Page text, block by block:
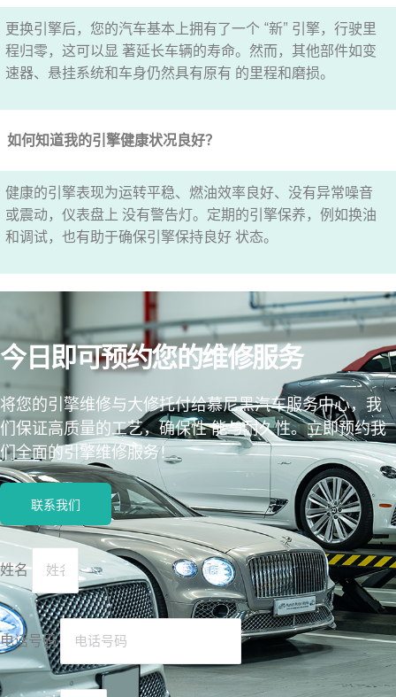
更换引擎后，您的汽车基本上拥有了一个 “新” 引擎，行驶里
程归零，这可以显 著延长车辆的寿命。然而，其他部件如变
速器、悬挂系统和车身仍然具有原有 的里程和磨损。
如何知道我的引擎健康状况良好？
健康的引擎表现为运转平稳、燃油效率良好、没有异常噪音
或震动，仪表盘上 没有警告灯。定期的引擎保养，例如换油
和调试，也有助于确保引擎保持良好 状态。
今日即可预约您的维修服务
将您的引擎维修与大修托付给慕尼黑汽车服务中心，我
们保证高质量的工艺，确保性 能与耐久性。立即预约我
们全面的引擎维修服务！
联系我们
姓名
电话号码